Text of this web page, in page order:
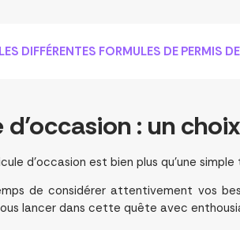
LES DIFFÉRENTES FORMULES DE PERMIS
: un
d’occasion est bien plus qu’une
de considérer attentivement vos
lancer dans cette quête avec